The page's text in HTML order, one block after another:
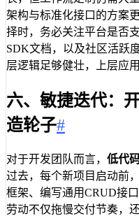
架构与标准化接口的方案
择时，务必关注平台是否
SDK文档，以及社区活跃
层逻辑足够健壮，上层应
六、敏捷迭代：
造轮子#
对于开发团队而言， 低代
过去，每个新项目启动前
框架、编写通用CRUD接
劳动不仅拖慢交付节奏，